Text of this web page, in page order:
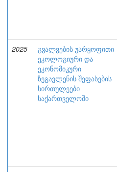
2025
გვალვების უარყოფითი
ეკოლოგიური და
ეკონომიკური
ზეგავლენის შეფასების
სირთულეები
საქართველოში